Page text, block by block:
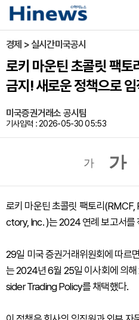
경제 > 실시간미국공시
로키 마운틴 초콜릿 팩
금지! 새로운 정책으로
미국증권거래소 공시팀
기사입력 : 2026-05-30 05:53
가 가
로키 마운틴 초콜릿 팩토리
ctory, Inc. )는 2024 연례 보고서를
29일 미국 증권거래위원회에 따르
는 2024년 6월 25일 이사회에 의
sider Trading Policy를 채택했다.